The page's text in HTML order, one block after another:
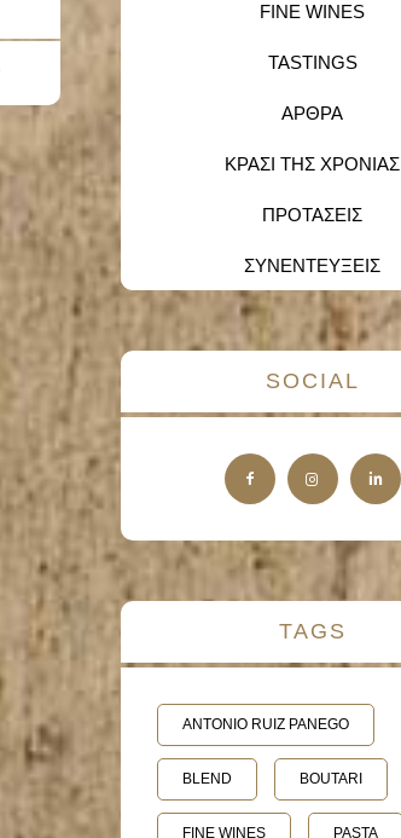
FINE WINES
TASTINGS
ΑΡΘΡΑ
ΚΡΑΣΙ ΤΗΣ ΧΡΟΝΙΑΣ
ΠΡΟΤΑΣΕΙΣ
ΣΥΝΕΝΤΕΥΞΕΙΣ
SOCIAL
TAGS
ANTONIO RUIZ PANEGO
BLEND BOUTARI
FINE WINES PASTA